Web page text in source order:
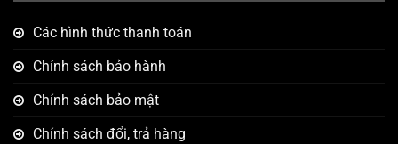
Các hình thức thanh toán
Chính sách bảo hành
Chính sách bảo mật
Chính sách đổi, trả hàng